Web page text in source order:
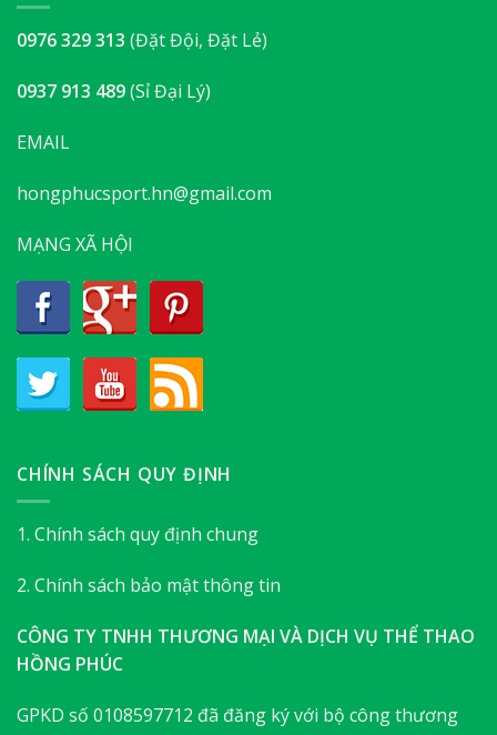
0976 329 313 (Đặt Đội, Đặt Lẻ)
0937 913 489(Sỉ Đại Lý)
EMAIL
hongphucsport.hn@gmail.com
MẠNG XÃ HỘI
CHÍNH SÁCH QUY ĐỊNH
1. Chính sách quy định chung
2. Chính sách bảo mật thông tin
CÔNG TY TNHH THƯƠNG MẠI VÀ DỊCH VỤ THỂ THAO
HỒNG PHÚC
GPKD số 0108597712 đã đăng ký với bộ công thương